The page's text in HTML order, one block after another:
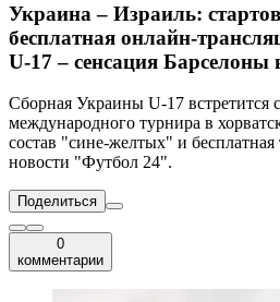
Украина – Израиль:
бесплатная онлайн-
U-17 – сенсация Барселоны
Сборная Украины U-17 встретится
международного турнира в
состав "сине-желтых" и бесплатная
новости "Футбол 24".
Поделиться
0
комментарии